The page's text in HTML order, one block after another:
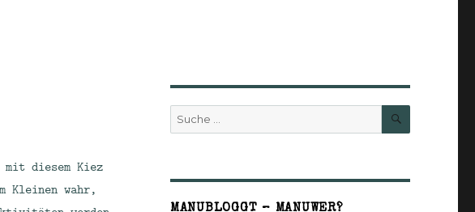
diesem Kiez
Kleinen wahr,
Suche
nach:
SUCHE
MANUBLOGGT – MANUWER?